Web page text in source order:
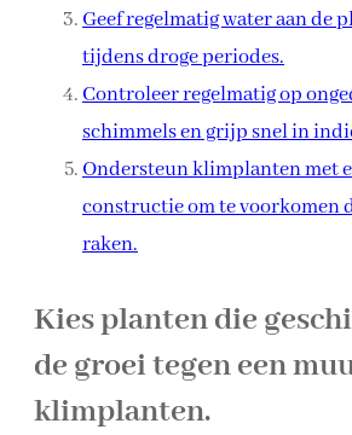
Geef regelmatig water aan de
tijdens droge periodes.
Controleer regelmatig op
schimmels en grijp snel in
Ondersteun klimplanten met
constructie om te voorkomen
raken.
Kies planten die
de groei tegen een
klimplanten.